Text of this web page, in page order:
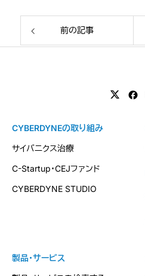
前の記事
製品・サービス
CYBERDYNEの取り組み
サイバニクス治療
C-Startup・CEJファンド
CYBERDYNE STUDIO